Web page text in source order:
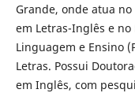
Grande, onde atua
em Letras-Inglês e no
Linguagem e Ensino
Letras. Possui
em Inglês, com